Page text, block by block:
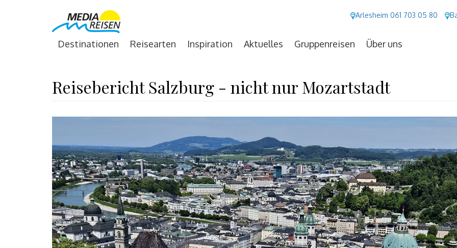
Arlesheim 061 703 05 80
Destinationen Reisearten Inspiration Aktuelles Gruppenreisen Über uns
Reisebericht Salzburg - nicht nur Mozartstadt